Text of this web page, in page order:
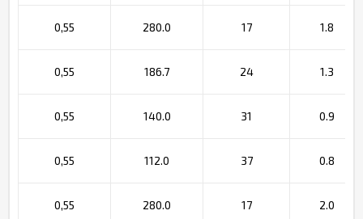
0,55 280.0 17 1.8
0,55 186.7 24 1.3
0,55 140.0 31 0.9
0,55 112.0 37 0.8
0,55 280.0 17 2.0